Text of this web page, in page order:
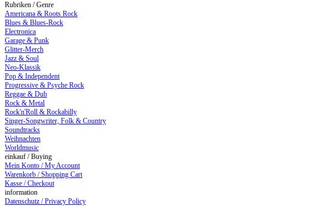
Rubriken / Genre
Americana & Roots Rock
Blues & Blues-Rock
Electronica
Garage & Punk
Glitter-Merch
Jazz & Soul
Neo-Klassik
Pop & Independent
Progressive & Psyche Rock
Reggae & Dub
Rock & Metal
Rock'n'Roll & Rockabilly
Singer-Songwriter, Folk & Country
Soundtracks
Weihnachten
Worldmusic
einkauf / Buying
Mein Konto / My Account
Warenkorb / Shopping Cart
Kasse / Checkout
information
Datenschutz / Privacy Policy